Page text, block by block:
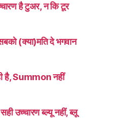
है टुअर, न कि टूर
(क्या)मति दे भगवान
है, Summon नहीं
उच्चारण ब्ल्यू नहीं, ब्लू